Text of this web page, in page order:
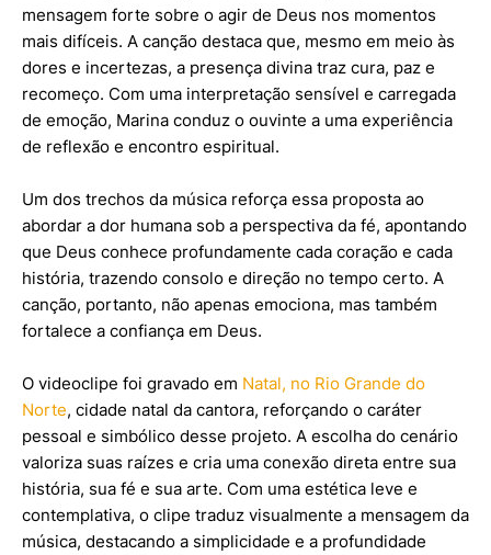
mensagem forte sobre o agir de Deus nos momentos
mais difíceis. A canção destaca que, mesmo em meio às
dores e incertezas, a presença divina traz cura, paz e
recomeço. Com uma interpretação sensível e carregada
de emoção, Marina conduz o ouvinte a uma experiência
de reflexão e encontro espiritual.
Um dos trechos da música reforça essa proposta ao
abordar a dor humana sob a perspectiva da fé, apontando
que Deus conhece profundamente cada coração e cada
história, trazendo consolo e direção no tempo certo. A
canção, portanto, não apenas emociona, mas também
fortalece a confiança em Deus.
O videoclipe foi gravado em Natal, no Rio Grande do
Norte, cidade natal da cantora, reforçando o caráter
pessoal e simbólico desse projeto. A escolha do cenário
valoriza suas raízes e cria uma conexão direta entre sua
história, sua fé e sua arte. Com uma estética leve e
contemplativa, o clipe traduz visualmente a mensagem da
música, destacando a simplicidade e a profundidade